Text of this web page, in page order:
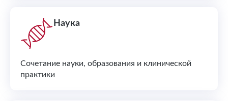
Наука
Сочетание науки, образования и клинической
практики